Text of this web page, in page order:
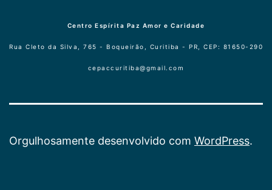
Centro Espírita Paz Amor e Caridade
Rua Cleto da Silva, 765 - Boqueirão, Curitiba - PR, CEP: 81650-290
cepaccuritiba@gmail.com
Orgulhosamente desenvolvido com WordPress.